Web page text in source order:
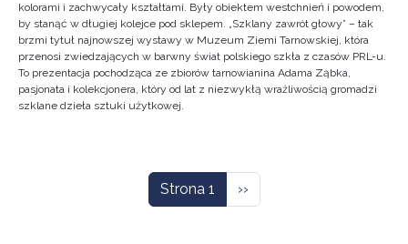
kolorami i zachwycały kształtami. Były obiektem westchnień i powodem,
by stanąć w długiej kolejce pod sklepem. „Szklany zawrót głowy” – tak
brzmi tytuł najnowszej wystawy w Muzeum Ziemi Tarnowskiej, która
przenosi zwiedzających w barwny świat polskiego szkła z czasów PRL-u.
To prezentacja pochodząca ze zbiorów tarnowianina Adama Ząbka,
pasjonata i kolekcjonera, który od lat z niezwykłą wrażliwością gromadzi
szklane dzieła sztuki użytkowej.
Strona 1 Następna strona
››